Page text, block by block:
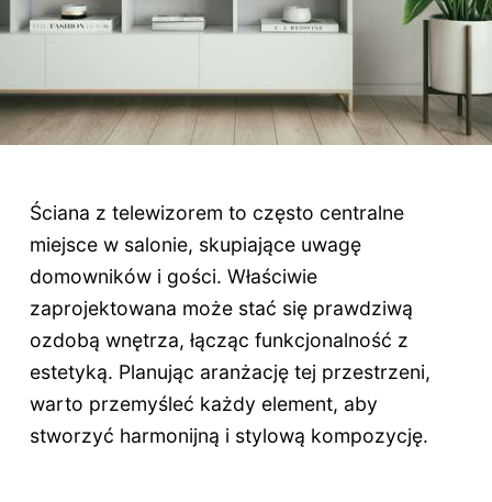
Ściana z telewizorem to często centralne
miejsce w salonie, skupiające uwagę
domowników i gości. Właściwie
zaprojektowana może stać się prawdziwą
ozdobą wnętrza, łącząc funkcjonalność z
estetyką. Planując aranżację tej przestrzeni,
warto przemyśleć każdy element, aby
stworzyć harmonijną i stylową kompozycję.